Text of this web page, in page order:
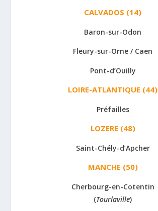
CALVADOS (14)
Baron-sur-Odon
Fleury-sur-Orne / Caen
Pont-d’Ouilly
LOIRE-ATLANTIQUE (44)
Préfailles
LOZERE (48)
Saint-Chély-d’Apcher
MANCHE (50)
Cherbourg-en-Cotentin
(Tourlaville)